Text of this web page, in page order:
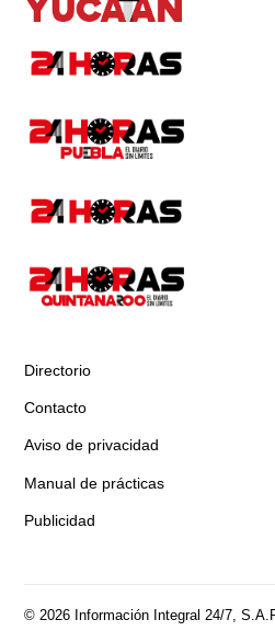
Directorio
Contacto
Aviso de privacidad
Manual de prácticas
Publicidad
© 2026 Información Integral 24/7,